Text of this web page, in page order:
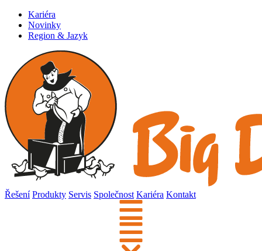
Kariéra
Novinky
Region & Jazyk
Řešení Produkty Servis Společnost Kariéra Kontakt